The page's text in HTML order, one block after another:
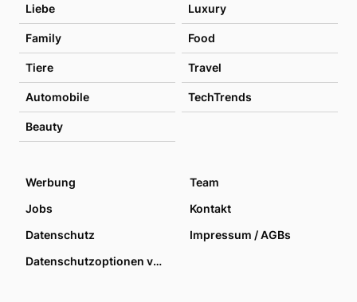
Liebe Luxury
Family Food
Tiere Travel
Automobile TechTrends
Beauty
Werbung
Team
Jobs
Kontakt
Datenschutz
Impressum / AGBs
Datenschutzoptionen verwalten